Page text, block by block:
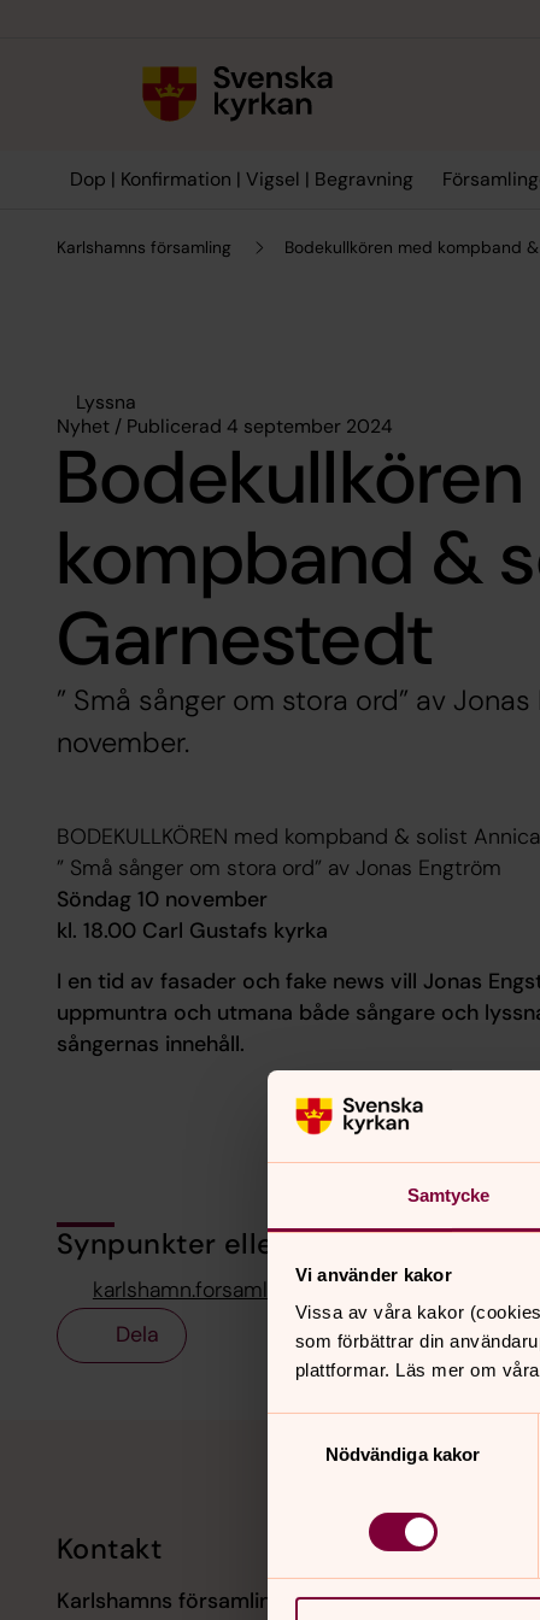
Samtycke
Vi använder kakor
Vissa av våra kakor
som förbättrar din
plattformar. Läs mer om
Nödvändiga kakor
Dop | Konfirmation | Vigsel | Begravning
Karlshamns församling Bodekullkören med kompband
Lyssna
Nyhet / Publicerad 4 september 2024
kompband &
Garnestedt
” Små sånger om stora ord” av
november.
BODEKULLKÖREN med kompband & solist
” Små sånger om stora ord” av Jonas Engtröm
Söndag 10 november
kl. 18.00 Carl Gustafs kyrka
I en tid av fasader och fake news vill Jonas
uppmuntra och utmana både sångare och
sångernas innehåll.
Synpunkter eller frågor på sidans
karlshamn.forsamling@svenskakyrkan.se
Dela
Kontakt
Karlshamns församling
9